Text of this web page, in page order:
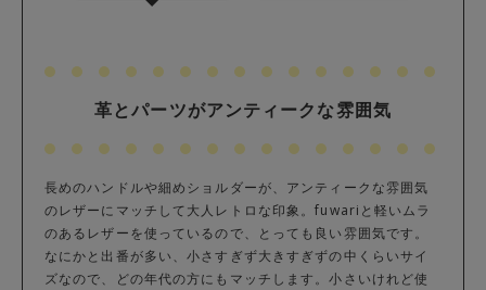
革とパーツがアンティークな雰囲気
長めのハンドルや細めショルダーが、アンティークな雰囲気
のレザーにマッチして大人レトロな印象。fuwariと軽いムラ
のあるレザーを使っているので、とっても良い雰囲気です。
なにかと出番が多い、小さすぎず大きすぎずの中くらいサイ
ズなので、どの年代の方にもマッチします。小さいけれど使